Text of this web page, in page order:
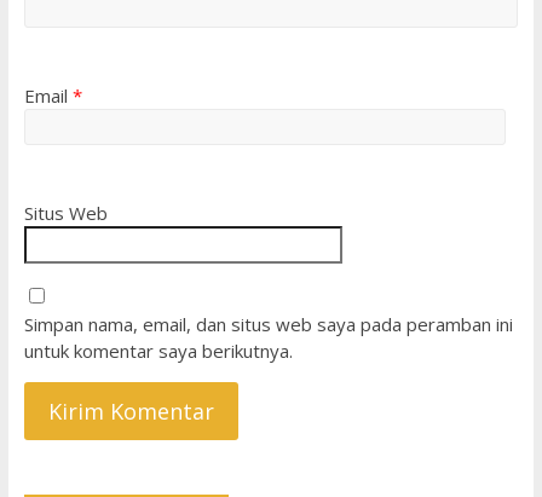
Email *
Situs Web
Simpan nama, email, dan situs web saya pada peramban ini
untuk komentar saya berikutnya.